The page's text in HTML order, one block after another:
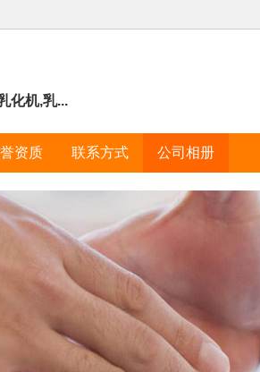
化机,乳...
资质 联系方式 公司相册